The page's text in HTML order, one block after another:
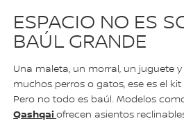
ESPACIO NO ES
BAÚL GRANDE
Una maleta, un morral, un juguete
muchos perros o gatos, ese es el
Pero no todo es baúl. Modelos
Qashqaiofrecen asientos